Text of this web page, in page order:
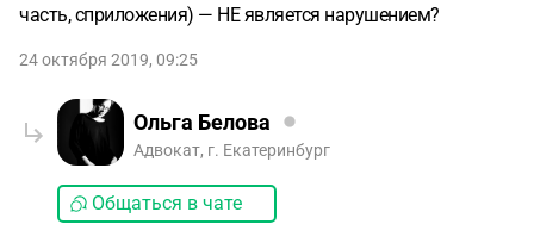
часть, сприложения) — НЕ является нарушением?
24 октября 2019, 09:25
Ольга Белова
Адвокат, г. Екатеринбург
Общаться в чате